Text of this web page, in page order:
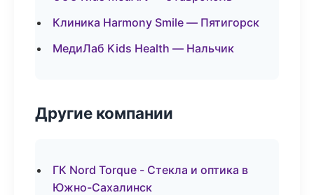
Клиника Harmony Smile — Пятигорск
МедиЛаб Kids Health — Нальчик
Другие компании
ГК Nord Torque - Стекла и оптика в
Южно-Сахалинск